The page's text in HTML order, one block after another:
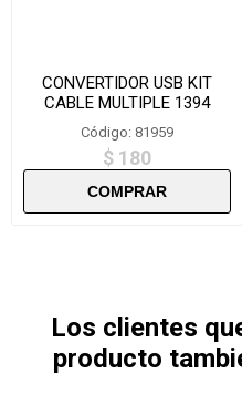
CONVERTIDOR USB KIT
CABLE MULTIPLE 1394
Código: 81959
$ 180
Los clientes
producto